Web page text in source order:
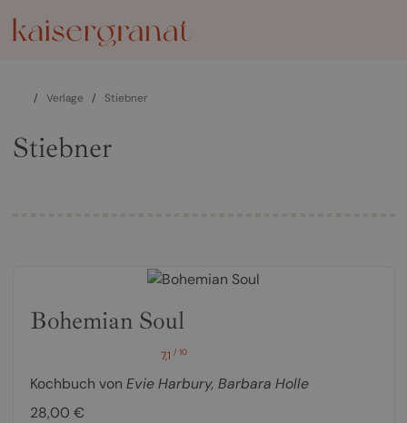
/ Verlage / Stiebner
Stiebner
Bohemian Soul
7,1/ 10
Kochbuch von Evie Harbury, Barbara Holle
28,00 €